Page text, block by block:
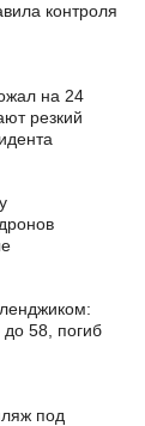
контроля
на 24
резкий
58, погиб
под